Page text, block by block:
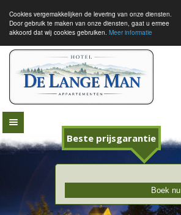
Cookies vergemakkelijken de levering van onze diensten.
Door gebruik te maken van onze diensten, gaat u ermee
akkoord dat wij cookies gebruiken. Meer informatie
Boek nu
Beste prijsgarantie